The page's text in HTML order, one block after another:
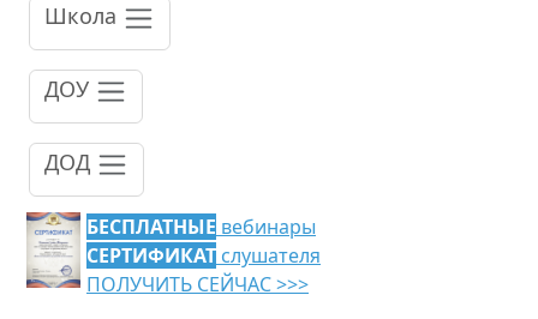
Школа
ДОУ
ДОД
БЕСПЛАТНЫЕ вебинары
СЕРТИФИКАТ слушателя
ПОЛУЧИТЬ СЕЙЧАС >>>